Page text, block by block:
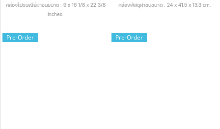
กล่องไปรษณีย์ฝาชนขนาด : 9 x 16 1/8 x 22 3/8
inches.
กล่องพัสดุฝาชนขนาด : 24 x 41.5 x 13.3 cm.
Pre-Order Pre-Order